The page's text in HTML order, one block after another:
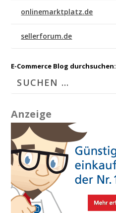
onlinemarktplatz.de
sellerforum.de
E-Commerce Blog durchsuchen:
Anzeige